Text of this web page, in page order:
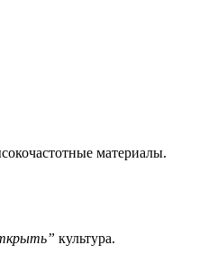
материалы.
культура.